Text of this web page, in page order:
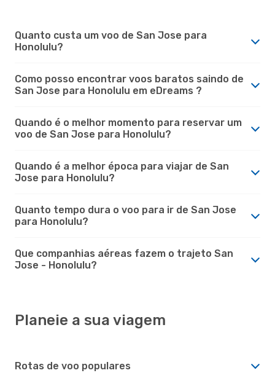
Quanto custa um voo de San Jose para
Honolulu?
Como posso encontrar voos baratos saindo de
San Jose para Honolulu em eDreams ?
Quando é o melhor momento para reservar um
voo de San Jose para Honolulu?
Quando é a melhor época para viajar de San
Jose para Honolulu?
Quanto tempo dura o voo para ir de San Jose
para Honolulu?
Que companhias aéreas fazem o trajeto San
Jose - Honolulu?
Planeie a sua viagem
Rotas de voo populares